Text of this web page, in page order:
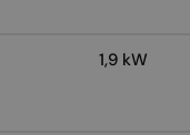
1,9 kW